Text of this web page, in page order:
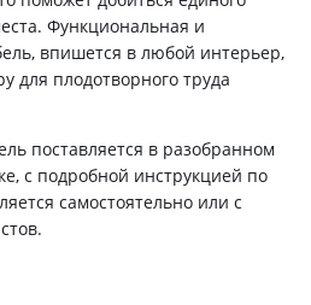
Функциональная и
впишется в любой интерьер,
для плодотворного труда
поставляется в разобранном
с подробной инструкцией по
самостоятельно или с